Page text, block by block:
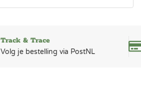
Track & Trace
Volg je bestelling via PostNL